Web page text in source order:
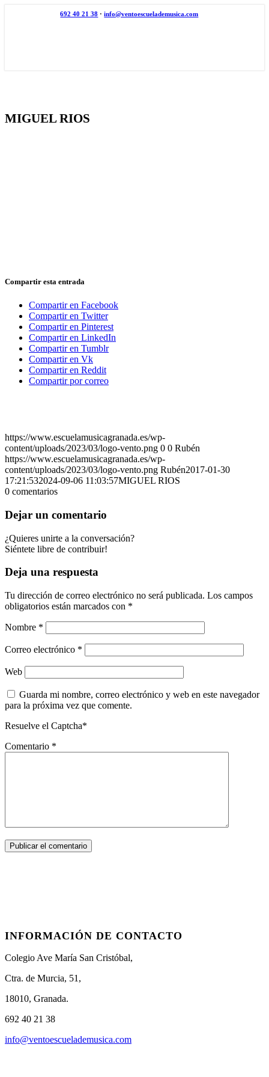
692 40 21 38 ·info@ventoescuelademusica.com
MIGUEL RIOS
Compartir esta entrada
Compartir en Facebook
Compartir en Twitter
Compartir en Pinterest
Compartir en LinkedIn
Compartir en Tumblr
Compartir en Vk
Compartir en Reddit
Compartir por correo
https://www.escuelamusicagranada.es/wp-
content/uploads/2023/03/logo-vento.png 0 0 Rubén
https://www.escuelamusicagranada.es/wp-
content/uploads/2023/03/logo-vento.png Rubén2017-01-30
17:21:532024-09-06 11:03:57MIGUEL RIOS
0 comentarios
Dejar un comentario
¿Quieres unirte a la conversación?
Siéntete libre de contribuir!
Deja una respuesta
Tu dirección de correo electrónico no será publicada. Los campos
obligatorios están marcados con *
Nombre *
Correo electrónico *
Web
Guarda mi nombre, correo electrónico y web en este navegador
para la próxima vez que comente.
Resuelve el Captcha*
Comentario *
INFORMACIÓN DE CONTACTO
Colegio Ave María San Cristóbal,
Ctra. de Murcia, 51,
18010, Granada.
692 40 21 38
info@ventoescuelademusica.com